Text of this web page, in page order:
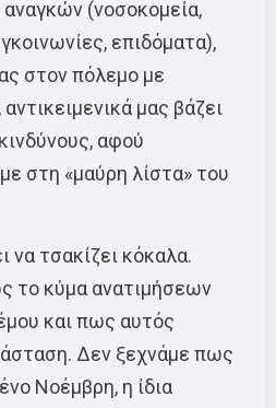
(νοσοκομεία,
επιδόματα),
στον πόλεμο με
μας βάζει
αφού
στη «μαύρη λίστα» του
να τσακίζει κόκαλα.
το κύμα ανατιμήσεων
και πως αυτός
Δεν ξεχνάμε πως
Νοέμβρη, η ίδια